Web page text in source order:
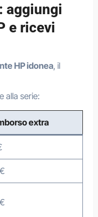
aggiungi
e ricevi
HP idonea, il
alla serie:
extra